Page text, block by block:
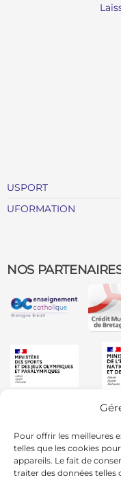
Pour offrir les meilleures
telles que les cookies
appareils. Le fait de
traiter des données
USPORT
UFORMATION
NOS